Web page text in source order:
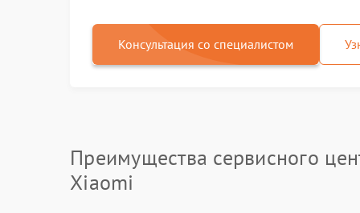
Консультация со специалистом
Преимущества сервисного
Xiaomi